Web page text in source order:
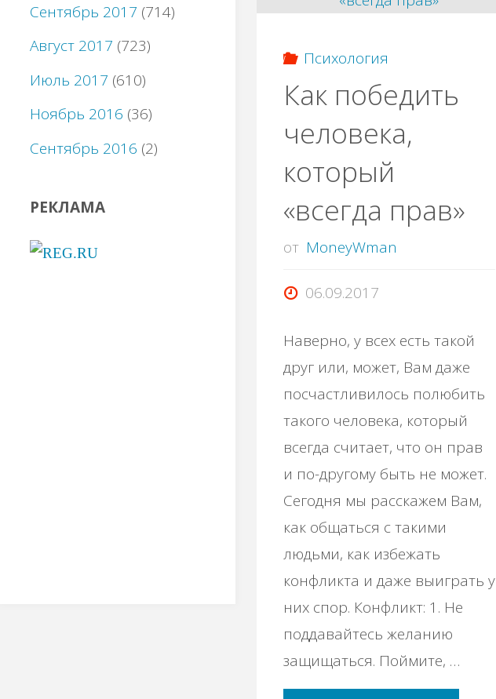
Психология
Как победить
человека,
который
«всегда прав»
от MoneyWman
06.09.2017
Наверно, у всех есть такой
друг или, может, Вам даже
посчастливилось полюбить
такого человека, который
всегда считает, что он прав
и по-другому быть не может.
Сегодня мы расскажем Вам,
как общаться с такими
людьми, как избежать
конфликта и даже выиграть у
них спор. Конфликт: 1. Не
поддавайтесь желанию
защищаться. Поймите, …
Сентябрь 2017 (714)
Август 2017 (723)
Июль 2017 (610)
Ноябрь 2016 (36)
Сентябрь 2016 (2)
РЕКЛАМА